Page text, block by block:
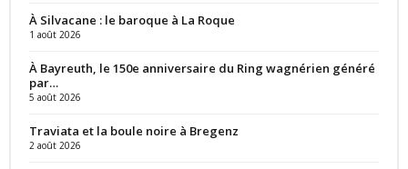
À Silvacane : le baroque à La Roque
1 août 2026
À Bayreuth, le 150e anniversaire du Ring wagnérien généré
par…
5 août 2026
Traviata et la boule noire à Bregenz
2 août 2026